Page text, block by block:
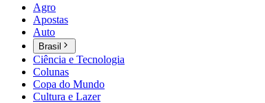
Agro
Apostas
Auto
Brasil
Ciência e Tecnologia
Colunas
Copa do Mundo
Cultura e Lazer